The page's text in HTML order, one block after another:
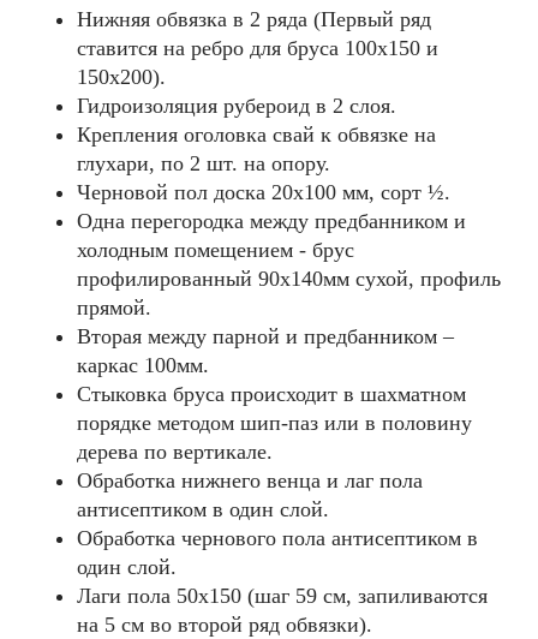
Нижняя обвязка в 2 ряда (Первый ряд
ставится на ребро для бруса 100х150 и
150х200).
Гидроизоляция рубероид в 2 слоя.
Крепления оголовка свай к обвязке на
глухари, по 2 шт. на опору.
Черновой пол доска 20х100 мм, сорт ½.
Одна перегородка между предбанником и
холодным помещением - брус
профилированный 90х140мм сухой, профиль
прямой.
Вторая между парной и предбанником –
каркас 100мм.
Стыковка бруса происходит в шахматном
порядке методом шип-паз или в половину
дерева по вертикале.
Обработка нижнего венца и лаг пола
антисептиком в один слой.
Обработка чернового пола антисептиком в
один слой.
Лаги пола 50х150 (шаг 59 см, запиливаются
на 5 см во второй ряд обвязки).